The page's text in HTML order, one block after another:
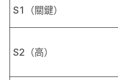
S1（關鍵）
S2（高）